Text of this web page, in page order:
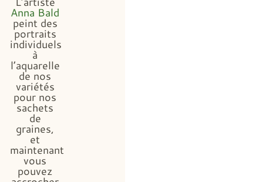
Anna Bald
peint des
portraits
individuels
à
l’aquarelle
de nos
variétés
pour nos
sachets
de
graines,
et
maintenant
vous
pouvez